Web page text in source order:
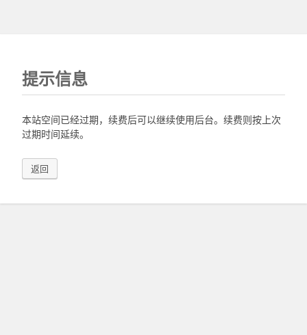
提示信息
本站空间已经过期，续费后可以继续使用后台。续费则按上次
过期时间延续。
返回